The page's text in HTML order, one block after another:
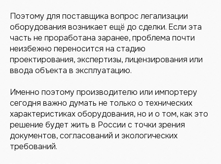
Поэтому для поставщика вопрос легализации
оборудования возникает ещё до сделки. Если эта
часть не проработана заранее, проблема почти
неизбежно переносится на стадию
проектирования, экспертизы, лицензирования или
ввода объекта в эксплуатацию.
Именно поэтому производителю или импортеру
сегодня важно думать не только о технических
характеристиках оборудования, но и о том, как это
решение будет жить в России с точки зрения
документов, согласований и экологических
требований.